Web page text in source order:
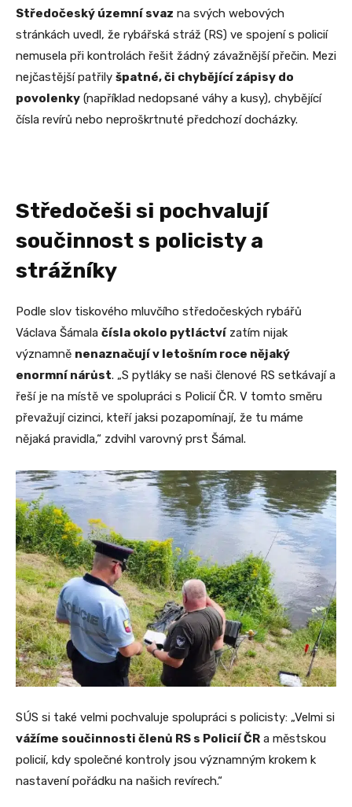
Středočeský územní svaz na svých webových
stránkách uvedl, že rybářská stráž (RS) ve spojení s policií
nemusela při kontrolách řešit žádný závažnější přečin. Mezi
nejčastější patřily špatné, či chybějící zápisy do
povolenky (například nedopsané váhy a kusy), chybějící
čísla revírů nebo neproškrtnuté předchozí docházky.
Středočeši si pochvalují
součinnost s policisty a
strážníky
Podle slov tiskového mluvčího středočeských rybářů
Václava Šámala čísla okolo pytláctví zatím nijak
významně nenaznačují v letošním roce nějaký
enormní nárůst. „S pytláky se naši členové RS setkávají a
řeší je na místě ve spolupráci s Policií ČR. V tomto směru
převažují cizinci, kteří jaksi pozapomínají, že tu máme
nějaká pravidla,“ zdvihl varovný prst Šámal.
SÚS si také velmi pochvaluje spolupráci s policisty: „Velmi si
vážíme součinnosti členů RS s Policií ČR a městskou
policií, kdy společné kontroly jsou významným krokem k
nastavení pořádku na našich revírech.“